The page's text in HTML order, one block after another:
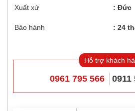
Xuất xứ Đức
Bảo hành 24
Hỗ trợ khách
0961 795 566 0911